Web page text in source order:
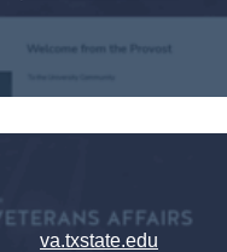
va.txstate.edu